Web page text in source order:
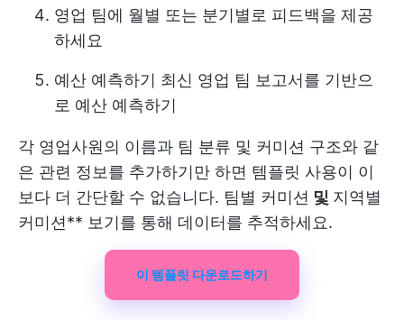
영업 팀에 월별 또는 분기별로 피드백을 제공
하세요
예산 예측하기 최신 영업 팀 보고서를 기반으
로 예산 예측하기
각 영업사원의 이름과 팀 분류 및 커미션 구조와 같
은 관련 정보를 추가하기만 하면 템플릿 사용이 이
보다 더 간단할 수 없습니다. 팀별 커미션 및 지역별
커미션** 보기를 통해 데이터를 추적하세요.
이 템플릿 다운로드하기